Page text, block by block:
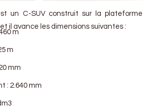
un C-SUV construit sur la plateforme
il avance les dimensions suivantes :
m
m
mm
: 2.640 mm